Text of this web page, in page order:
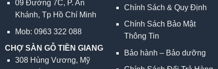
09 Đường 7C, P. An
Khánh, Tp Hồ Chí Minh
Mob: 0963 322 088
CHỢ SÀN GỖ TIỀN GIANG
308 Hùng Vương, Mỹ
Chính Sách & Quy Định
Chính Sách Bảo Mật
Thông Tin
Bảo hành – Bảo dưỡng